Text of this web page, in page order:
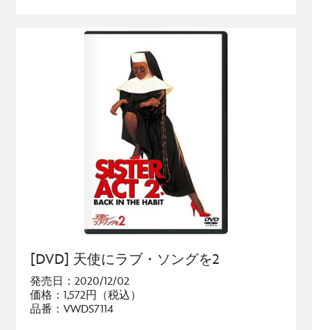
[DVD] 天使にラブ・ソングを2
発売日：2020/12/02
価格：1,572円（税込）
品番：VWDS7114